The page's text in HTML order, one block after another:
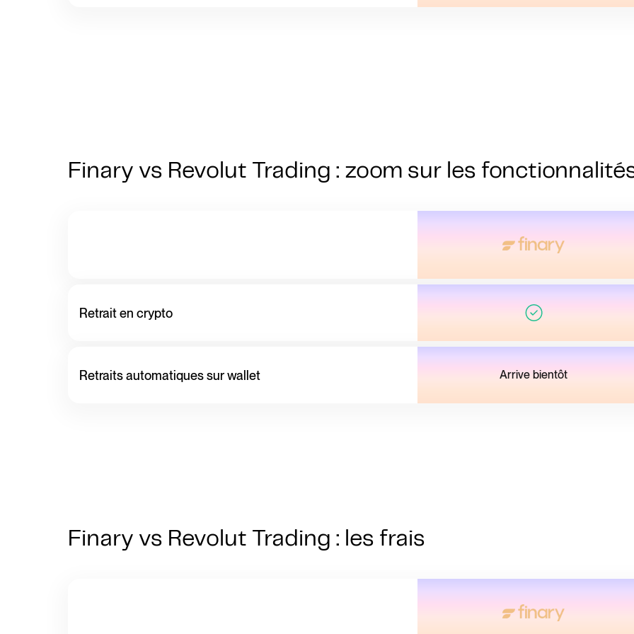
Finary vs Revolut Trading : zoom sur les
Retrait en crypto
Retraits automatiques sur wallet Arrive bientôt
Finary vs Revolut Trading : les frais